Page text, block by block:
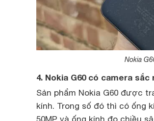
Nokia
4. Nokia G60 có camera
Sản phẩm Nokia G60 được
kính. Trong số đó thì có ống